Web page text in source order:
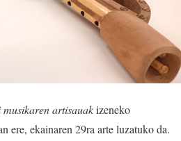
artisauakizeneko
ere, ekainaren 29ra arte luzatuko da.